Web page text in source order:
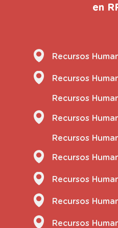
en
Recursos
Recursos
Recursos
Recursos
Recursos
Recursos
Recursos
Recursos
Recursos